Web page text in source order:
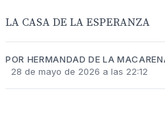
LA CASA DE LA ESPERANZA
POR HERMANDAD DE LA
28 de mayo de 2026 a las 22:12